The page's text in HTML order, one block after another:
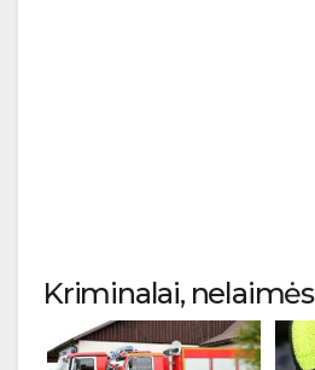
Kriminalai, nelaimės